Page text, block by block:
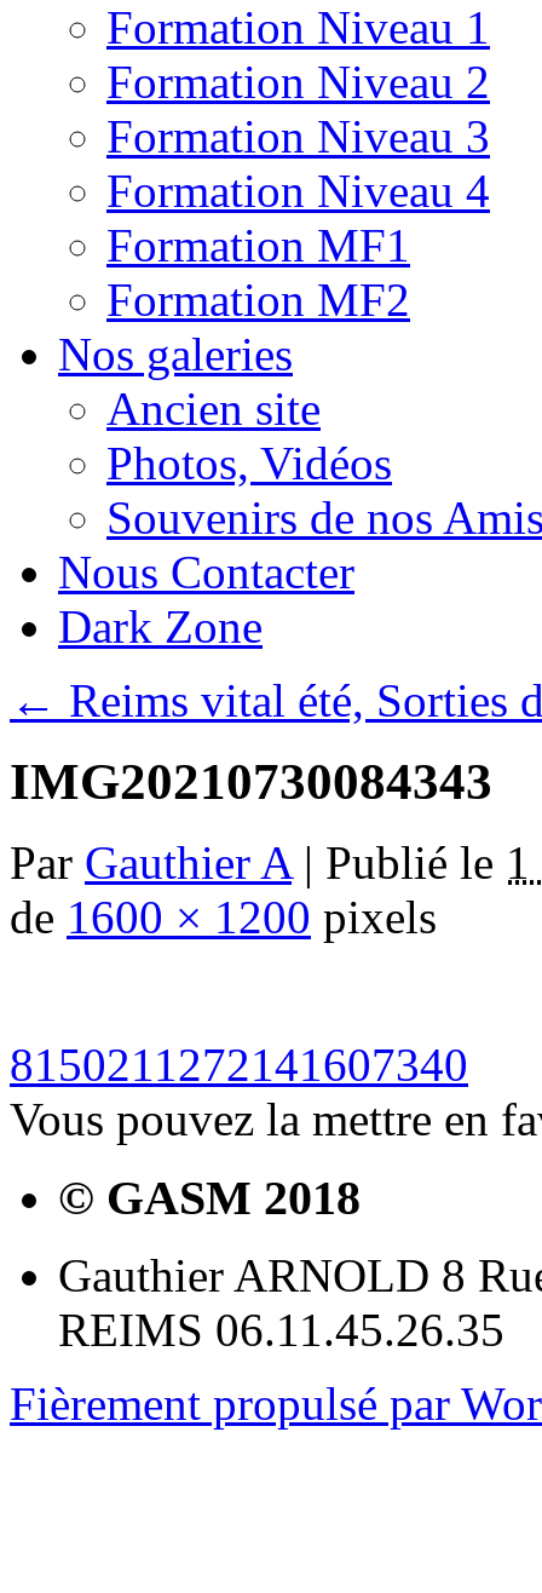
Formation Niveau 1
Formation Niveau 2
Formation Niveau 3
Formation Niveau 4
Formation MF1
Formation MF2
Nos galeries
Ancien site
Photos, Vidéos
Souvenirs de nos
Nous Contacter
Dark Zone
← Reims vital été, Sorties
IMG20210730084343
Par Gauthier A | Publié le
de 1600 × 1200 pixels
8150211272141607340
Vous pouvez la mettre en
© GASM 2018
Gauthier ARNOLD 8
REIMS 06.11.45.26.35
Fièrement propulsé par